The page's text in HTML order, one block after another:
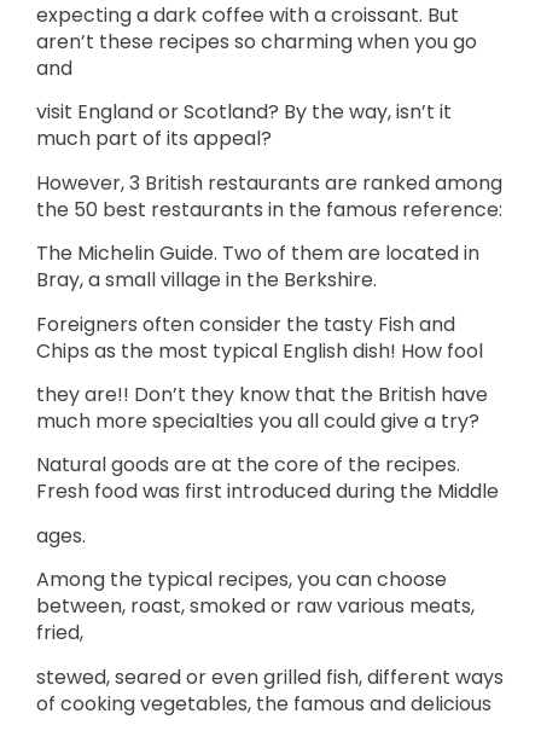
expecting a dark coffee with a croissant. But
aren’t these recipes so charming when you go
and
visit England or Scotland? By the way, isn’t it
much part of its appeal?
However, 3 British restaurants are ranked among
the 50 best restaurants in the famous reference:
The Michelin Guide. Two of them are located in
Bray, a small village in the Berkshire.
Foreigners often consider the tasty Fish and
Chips as the most typical English dish! How fool
they are!! Don’t they know that the British have
much more specialties you all could give a try?
Natural goods are at the core of the recipes.
Fresh food was first introduced during the Middle
ages.
Among the typical recipes, you can choose
between, roast, smoked or raw various meats,
fried,
stewed, seared or even grilled fish, different ways
of cooking vegetables, the famous and delicious